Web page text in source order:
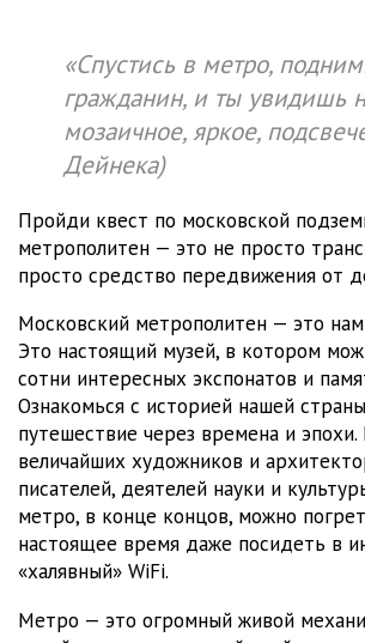
«Спустись в метро,
гражданин, и ты увидишь
мозаичное, яркое,
Дейнека)
Пройди квест по московской
метрополитен — это не просто
просто средство передвижения от
Московский метрополитен — это
Это настоящий музей, в котором
сотни интересных экспонатов и
Ознакомься с историей нашей
путешествие через времена и
величайших художников и
писателей, деятелей науки и
метро, в конце концов, можно
настоящее время даже посидеть в
«халявный» WiFi.
Метро — это огромный живой